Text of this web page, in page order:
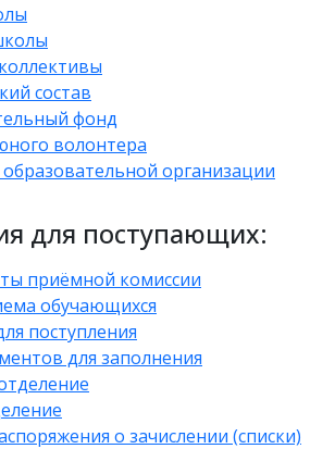
состав
фонд
волонтера
организации
для поступающих:
приёмной комиссии
обучающихся
поступления
для заполнения
о зачислении (списки)